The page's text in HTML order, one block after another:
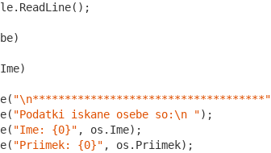
"\n************************************"
"Podatki iskane osebe so:\n ");
"Ime: {0}" , os.Ime);
"Priimek: {0}" , os.Priimek);